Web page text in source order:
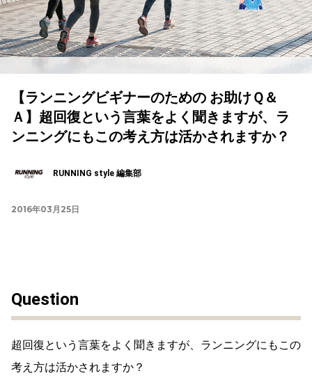
【ランニングビギナーのための お助けＱ＆
Ａ】超回復という言葉をよく聞きますが、ラ
ンニングにもこの考え方は活かされますか？
RUNNING style 編集部
2016年03月25日
Question
超回復という言葉をよく聞きますが、ランニングにもこの
考え方は活かされますか？